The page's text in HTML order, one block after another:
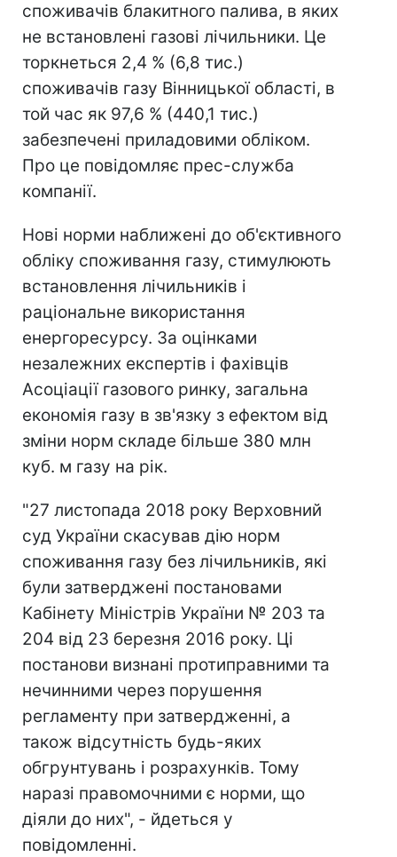
споживачів блакитного палива, в яких
не встановлені газові лічильники. Це
торкнеться 2,4 % (6,8 тис.)
споживачів газу Вінницької області, в
той час як 97,6 % (440,1 тис.)
забезпечені приладовими обліком.
Про це повідомляє прес-служба
компанії.
Нові норми наближені до об'єктивного
обліку споживання газу, стимулюють
встановлення лічильників і
раціональне використання
енергоресурсу. За оцінками
незалежних експертів і фахівців
Асоціації газового ринку, загальна
економія газу в зв'язку з ефектом від
зміни норм складе більше 380 млн
куб. м газу на рік.
"27 листопада 2018 року Верховний
суд України скасував дію норм
споживання газу без лічильників, які
були затверджені постановами
Кабінету Міністрів України № 203 та
204 від 23 березня 2016 року. Ці
постанови визнані протиправними та
нечинними через порушення
регламенту при затвердженні, а
також відсутність будь-яких
обгрунтувань і розрахунків. Тому
наразі правомочними є норми, що
діяли до них", - йдеться у
повідомленні.